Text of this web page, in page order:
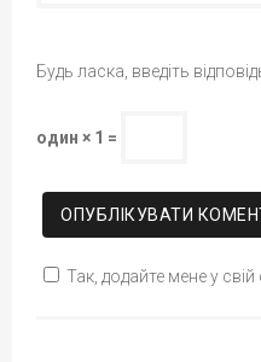
Будь ласка, введіть
один × 1 =
Так, додайте мене у